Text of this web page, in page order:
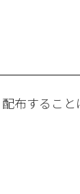
布すること